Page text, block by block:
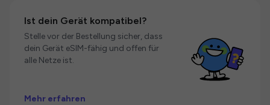
Ist dein Gerät kompatibel?
Stelle vor der Bestellung sicher, dass
dein Gerät eSIM-fähig und offen für
alle Netze ist.
Mehr erfahren